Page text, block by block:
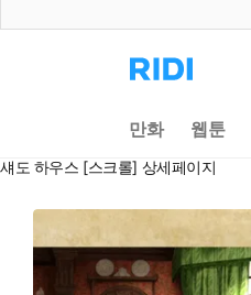
리
디
으
로
동
만화 웹툰
섀도 하우스 [스크롤] 상세페이지